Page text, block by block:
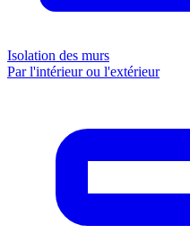
Isolation des murs
Par l'intérieur ou l'extérieur